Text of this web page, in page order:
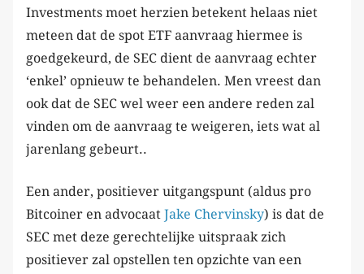
Investments moet herzien betekent helaas niet
meteen dat de spot ETF aanvraag hiermee is
goedgekeurd, de SEC dient de aanvraag echter
‘enkel’ opnieuw te behandelen. Men vreest dan
ook dat de SEC wel weer een andere reden zal
vinden om de aanvraag te weigeren, iets wat al
jarenlang gebeurt..
Een ander, positiever uitgangspunt (aldus pro
Bitcoiner en advocaat Jake Chervinsky) is dat de
SEC met deze gerechtelijke uitspraak zich
positiever zal opstellen ten opzichte van een